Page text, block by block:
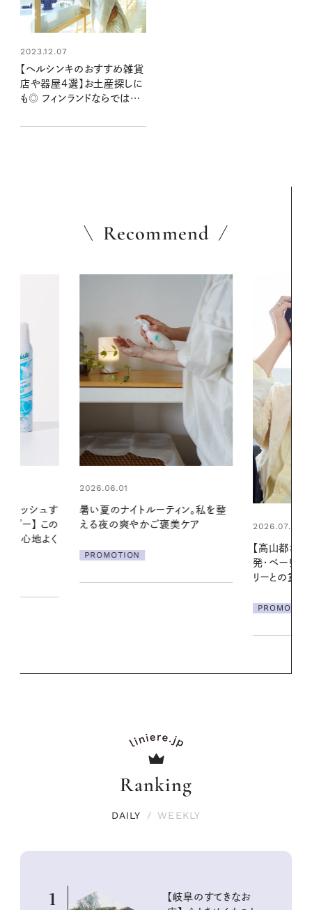
2023.12.07
【ヘルシンキのおすすめ雑貨
店や器屋4選】お土産探しに
も◎ フィンランドならではの
Recommend
ン。私を整
ケア
2026.07.21
発・ベーリングの腕時計】 アクセサ
2026.06.01
やりジェルと
ア
Ranking
DAILY / WEEKLY
1
【岐阜のすてきなお